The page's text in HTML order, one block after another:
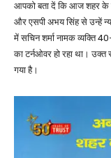
आपको बता दें कि आज शहर के
और एसपी अभय सिंह से उन्हें
में सचिन शर्मा नामक व्यक्ति
का टर्नओवर हो रहा था। उक्त
गया है।